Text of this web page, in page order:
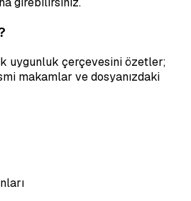
uygunluk çerçevesini özetler;
makamlar ve dosyanızdaki